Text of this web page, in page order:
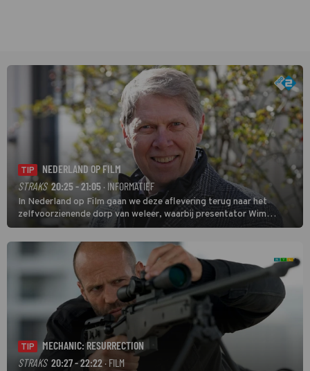
TIP
NEDERLAND OP FILM
STRAKS 20:25 - 21:05 · INFORMATIEF
In Nederland op Film gaan we deze aflevering terug naar het
zelfvoorzienende dorp van weleer, waarbij presentator Wim
Daniëls de kijkers meeneemt op reis door de tijd aan de hand van
unieke amateurbeelden uit verschillende decennia. (HH)
TIP
MECHANIC: RESURRECTION
STRAKS 20:27 - 22:22 · FILM